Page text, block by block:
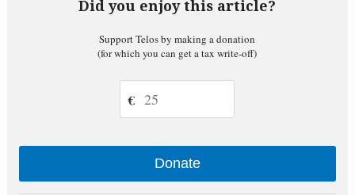
Did you enjoy this article?
Support Telos by making a donation
(for which you can get a tax write-off)
€
Donate